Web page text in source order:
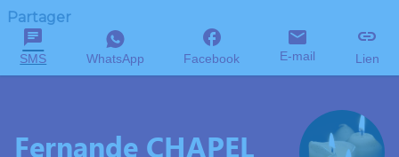
Partager
SMS WhatsApp Facebook E-mail Lien
Fernande CHAPEL